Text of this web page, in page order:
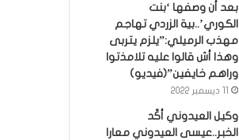
بعد أن وصفها ‘بنت
الكوري’..بية الزردي تهاجم
مهذب الرميلي:”يلزم يتربى
وهذا أش قالوا عليه تلامذتوا
وراهم خايفين”(فيديو)
وكيل العيدوني أكّد
الخبر..عيسى العيدوني معارا